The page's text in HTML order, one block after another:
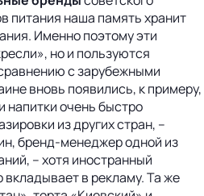
питания наша память хранит
Именно поэтому эти
но и пользуются
с зарубежными
вновь появились, к примеру,
напитки очень быстро
из других стран, –
бренд-менеджер одной из
– хотя иностранный
в рекламу. Та же